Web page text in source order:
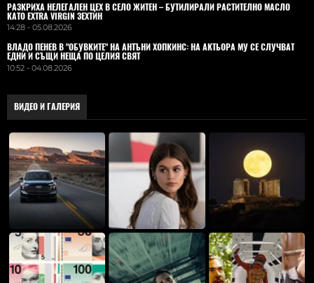
РАЗКРИХА НЕЛЕГАЛЕН ЦЕХ В СЕЛО ЖИТЕН – БУТИЛИРАЛИ РАСТИТЕЛНО МАСЛО
КАТО EXTRA VIRGIN ЗЕХТИН
14:28 - 05.08.2026
ВЛАДO ПЕНЕВ В "ОБУВКИТЕ" НА АНТЪНИ ХОПКИНС: НА АКТЬОРА МУ СЕ СЛУЧВАТ
ЕДНИ И СЪЩИ НЕЩА ПО ЦЕЛИЯ СВЯТ
10:52 - 04.08.2026
ВИДЕО И ГАЛЕРИЯ